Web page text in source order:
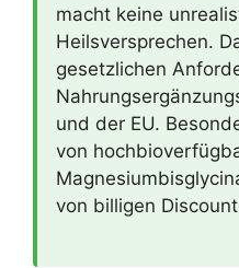
macht keine
Heilsversprechen.
gesetzlichen
und der EU.
von
von billigen